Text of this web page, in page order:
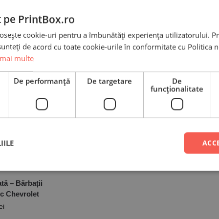
– Bărbații
Suzuki
Cană Personalizată – Bărbații
Cană
– Bărbații
Seat
Cană Personalizată – Bărbații
adevărați conduc Fiat
Cană
Adevărate
– Bărbații
Chevrolet
pe PrintBox.ro
cookie-uri pentru a îmbunătăți experiența utilizatorului.
de acord cu toate cookie-urile în conformitate cu Politica
multe
De performanță De targetare
De
funcţionalitate